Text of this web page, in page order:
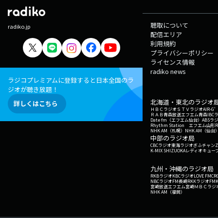
radiko.jp
ラジコプレミアムに登録すると日本全国のラ
ジオが聴き放題！
詳しくはこちら
聴取について
配信エリア
利用規約
プライバシーポリシー
ライセンス情報
radiko news
北海道・東北のラジオ
ＨＢＣラジオＳＴＶラジオAIR-G'
ＲＡＢ青森放送エフエム青森IBC
Date fm（エフエム仙台） ABSラ
Rhythm Station エフエム山形
NHK AM（札幌） NHK AM（仙台
中部のラジオ局
CBCラジオ東海ラジオぎふチャン
K-MIX SHIZUOKAレディオキュー
九州・沖縄のラジオ局
RKBラジオKBCラジオLOVE FM
NBCラジオFM長崎RKKラジオ
宮崎放送エフエム宮崎ＭＢＣラジ
NHK AM（福岡）